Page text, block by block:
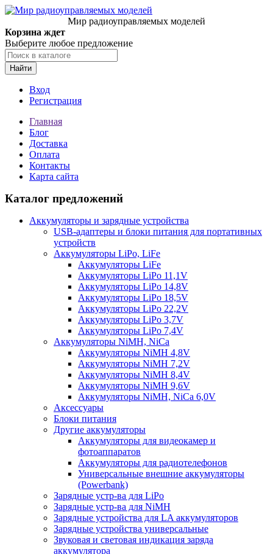
Мир радиоуправляемых моделей
Корзина ждет
Выберите любое предложение
Найти
Вход
Регистрация
Главная
Блог
Доставка
Оплата
Контакты
Карта сайта
Каталог предложений
Аккумуляторы и зарядные устройства
USB-адаптеры и блоки питания для портативных
устройств
Аккумуляторы LiPo, LiFe
Аккумуляторы LiFe
Аккумуляторы LiPo 11,1V
Аккумуляторы LiPo 14,8V
Аккумуляторы LiPo 18,5V
Аккумуляторы LiPo 22,2V
Аккумуляторы LiPo 3,7V
Аккумуляторы LiPo 7,4V
Аккумуляторы NiMH, NiCa
Аккумуляторы NiMH 4,8V
Аккумуляторы NiMH 7,2V
Аккумуляторы NiMH 8,4V
Аккумуляторы NiMH 9,6V
Аккумуляторы NiMH, NiCa 6,0V
Аксессуары
Блоки питания
Другие аккумуляторы
Аккумуляторы для видеокамер и
фотоаппаратов
Аккумуляторы для радиотелефонов
Универсальные внешние аккумуляторы
(Powerbank)
Зарядные устр-ва для LiPo
Зарядные устр-ва для NiMH
Зарядные устройства для LA аккумуляторов
Зарядные устройства универсальные
Звуковая и световая индикация заряда
аккумулятора